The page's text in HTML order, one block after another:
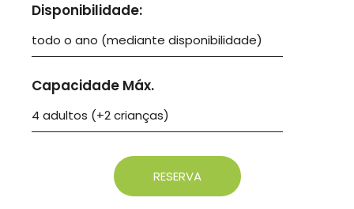
Disponibilidade:
todo o ano (mediante disponibilidade)
Capacidade Máx.
4 adultos (+2 crianças)
RESERVA